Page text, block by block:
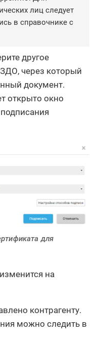
лиц следует
в справочнике с
другое
через который
документ.
открыто окно
для
на
контрагенту.
можно следить в